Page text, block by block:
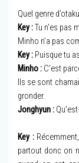
Quel genre
Key :Tu n’es pas
Minho n’a pas
Key : Puisque tu
Minho : C’est
Ils se sont
gronder.
Jonghyun :
Key :
partout donc on